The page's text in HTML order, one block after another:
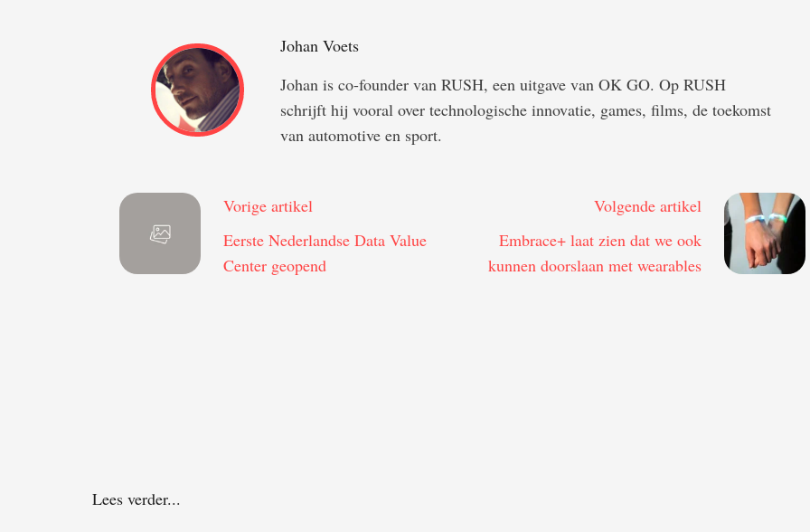
Johan Voets
Johan is co-founder van RUSH, een uitgave van OK GO. Op RUSH
schrijft hij vooral over technologische innovatie, games, films, de toekomst
van automotive en sport.
Vorige artikel
Eerste Nederlandse Data Value
Center geopend
Volgende artikel
Embrace+ laat zien dat we ook
kunnen doorslaan met wearables
Lees verder...